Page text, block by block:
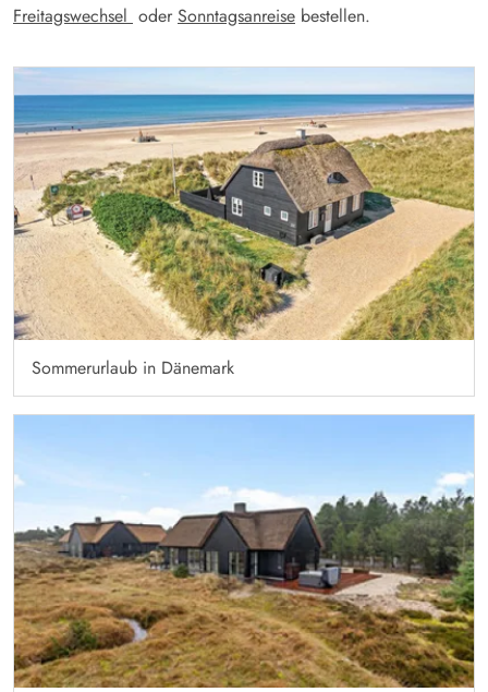
Freitagswechsel oder Sonntagsanreise bestellen.
Sommerurlaub in Dänemark